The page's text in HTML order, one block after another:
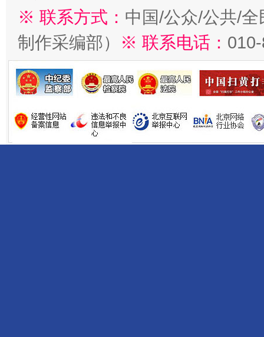
※ 联系方式： 中国/公众/公共/
制作采编部）
※ 联系电话：